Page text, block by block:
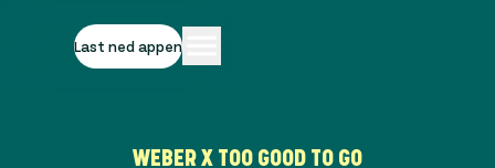
Last ned appen
WEBER X TOO GOOD TO GO